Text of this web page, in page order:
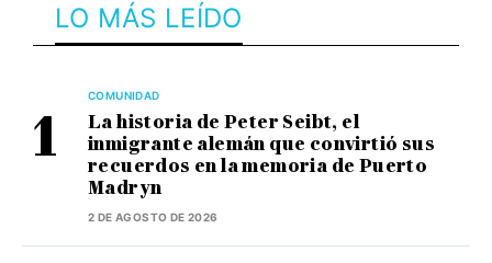
LO MÁS LEÍDO
COMUNIDAD
La historia de Peter Seibt, el
inmigrante alemán que convirtió sus
recuerdos en la memoria de Puerto
Madryn
2 DE AGOSTO DE 2026